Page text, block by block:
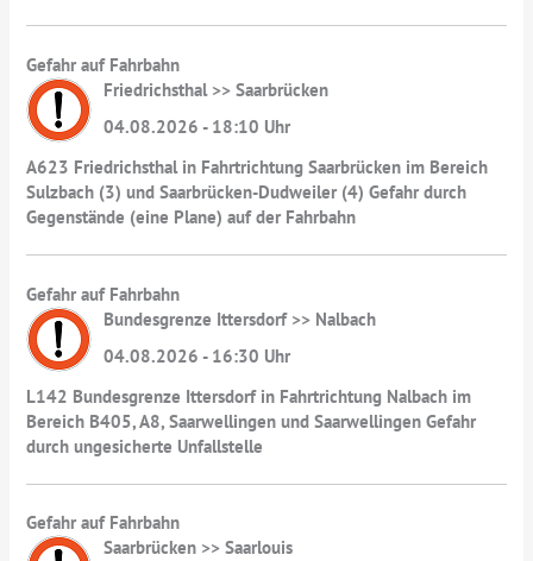
Gefahr auf Fahrbahn
Friedrichsthal >> Saarbrücken
04.08.2026 - 18:10 Uhr
A623 Friedrichsthal in Fahrtrichtung Saarbrücken im Bereich
Sulzbach (3) und Saarbrücken-Dudweiler (4) Gefahr durch
Gegenstände (eine Plane) auf der Fahrbahn
Gefahr auf Fahrbahn
Bundesgrenze Ittersdorf >> Nalbach
04.08.2026 - 16:30 Uhr
L142 Bundesgrenze Ittersdorf in Fahrtrichtung Nalbach im
Bereich B405, A8, Saarwellingen und Saarwellingen Gefahr
durch ungesicherte Unfallstelle
Gefahr auf Fahrbahn
Saarbrücken >> Saarlouis